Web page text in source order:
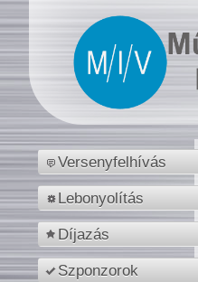
Versenyfelhívás
Lebonyolítás
Díjazás
Szponzorok